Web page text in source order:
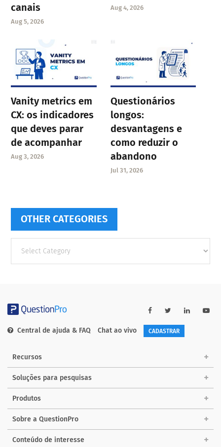
canais
Aug 5, 2026
Aug 4, 2026
Vanity metrics em
CX: os indicadores
que deves parar
de acompanhar
Aug 3, 2026
Questionários
longos:
desvantagens e
como reduzir o
abandono
Jul 31, 2026
OTHER CATEGORIES
categories
Central de ajuda & FAQ Chat ao vivo CADASTRAR
Recursos
Soluções para pesquisas
Produtos
Sobre a QuestionPro
Conteúdo de interesse